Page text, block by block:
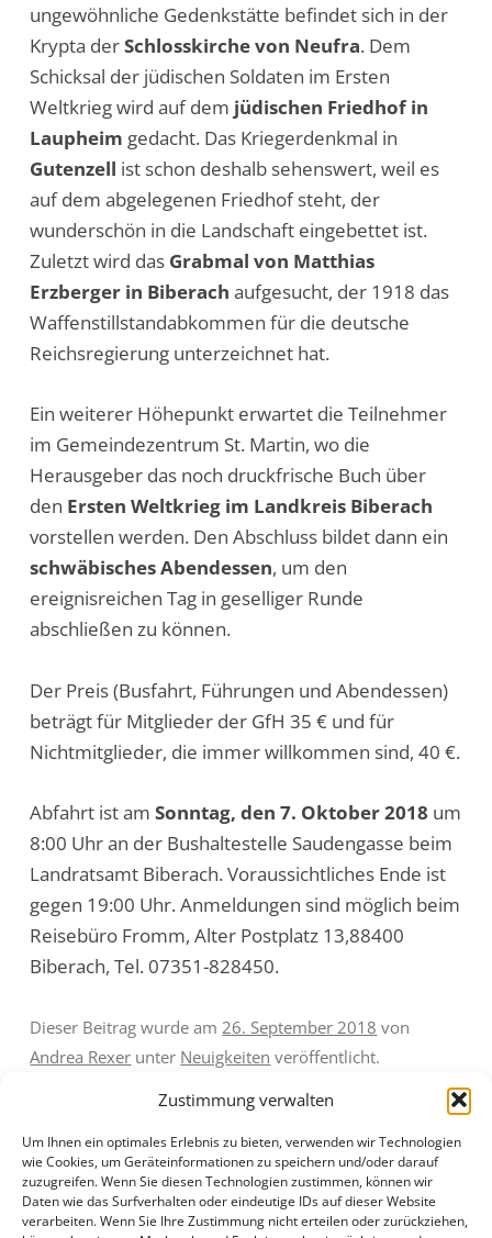
Zustimmung verwalten
Um Ihnen ein optimales Erlebnis zu bieten, verwenden wir Technologien
wie Cookies, um Geräteinformationen zu speichern und/oder darauf
zuzugreifen. Wenn Sie diesen Technologien zustimmen, können wir
Daten wie das Surfverhalten oder eindeutige IDs auf dieser Website
verarbeiten. Wenn Sie Ihre Zustimmung nicht erteilen oder zurückziehen,
ungewöhnliche Gedenkstätte befindet sich in der
Krypta derSchlosskirche von Neufra. Dem
Schicksal der jüdischen Soldaten im Ersten
Weltkrieg wird auf dem jüdischen Friedhof in
Laupheim gedacht. Das Kriegerdenkmal in
Gutenzell ist schon deshalb sehenswert, weil es
auf dem abgelegenen Friedhof steht, der
wunderschön in die Landschaft eingebettet ist.
Zuletzt wird das Grabmal von Matthias
Erzberger in Biberach aufgesucht, der 1918 das
Waffenstillstandabkommen für die deutsche
Reichsregierung unterzeichnet hat.
Ein weiterer Höhepunkt erwartet die Teilnehmer
im Gemeindezentrum St. Martin, wo die
Herausgeber das noch druckfrische Buch über
den Ersten Weltkrieg im Landkreis Biberach
vorstellen werden. Den Abschluss bildet dann ein
schwäbisches Abendessen, um den
ereignisreichen Tag in geselliger Runde
abschließen zu können.
Der Preis (Busfahrt, Führungen und Abendessen)
beträgt für Mitglieder der GfH 35 € und für
Nichtmitglieder, die immer willkommen sind, 40 €.
Abfahrt ist amSonntag, den 7. Oktober 2018 um
8:00 Uhr an der Bushaltestelle Saudengasse beim
Landratsamt Biberach. Voraussichtliches Ende ist
gegen 19:00 Uhr. Anmeldungen sind möglich beim
Reisebüro Fromm, Alter Postplatz 13,88400
Biberach, Tel. 07351-828450.
Dieser Beitrag wurde am 26. September 2018 von
Andrea Rexer unter Neuigkeiten veröffentlicht.
Beitragsnavigation
←Nächste Kulturfahrt am
Buchvorstellung zum 1.